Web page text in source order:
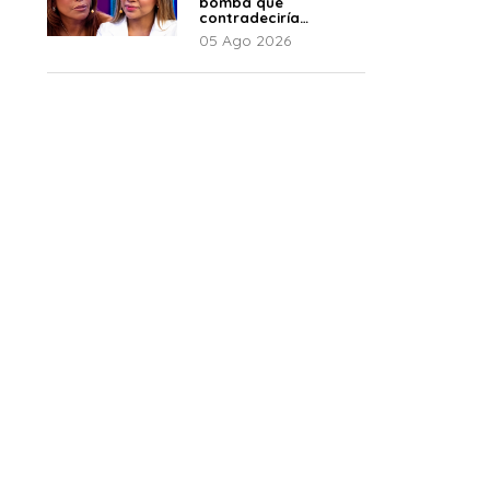
contradeciría
comunicado de La
Bella Luz: “Hay un
05 Ago 2026